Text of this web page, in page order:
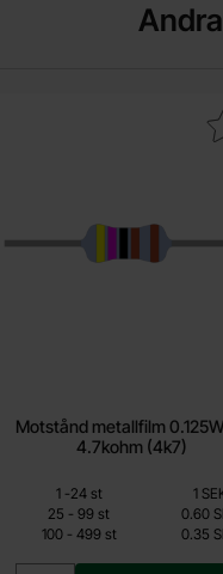
Motstånd metallfilm 0.125W
4.7kohm (4k7)
0.15 SEK
Inklusive 25% moms
motstånd metallfilm
Mängdrabatt
Pris /st
1 -till
24 st
1
25 - till
99 st
0.60
100 -till499 st 0.35